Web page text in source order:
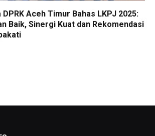
DPRK Aceh Timur Bahas LKPJ 2025:
Baik, Sinergi Kuat dan Rekomendasi